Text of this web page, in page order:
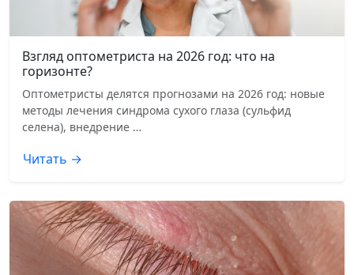
Взгляд оптометриста на 2026 год: что на
горизонте?
Оптометристы делятся прогнозами на 2026 год: новые
методы лечения синдрома сухого глаза (сульфид
селена), внедрение …
Читать →